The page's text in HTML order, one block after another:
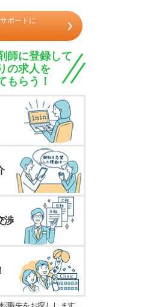
ポートに
師に登録して
の求人を
もらう！
渉